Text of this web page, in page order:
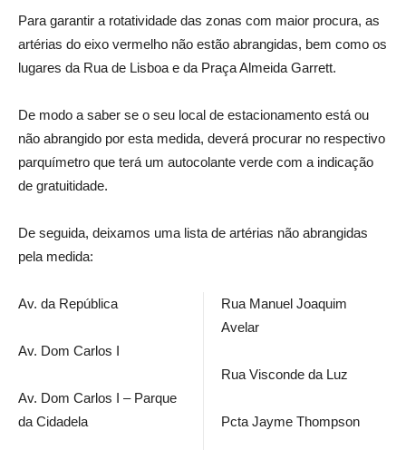
Para garantir a rotatividade das zonas com maior procura, as
artérias do eixo vermelho não estão abrangidas, bem como os
lugares da Rua de Lisboa e da Praça Almeida Garrett.
De modo a saber se o seu local de estacionamento está ou
não abrangido por esta medida, deverá procurar no respectivo
parquímetro que terá um autocolante verde com a indicação
de gratuitidade.
De seguida, deixamos uma lista de artérias não abrangidas
pela medida:
Av. da República
Av. Dom Carlos I
Av. Dom Carlos I – Parque
da Cidadela
Rua Manuel Joaquim
Avelar
Rua Visconde da Luz
Pcta Jayme Thompson